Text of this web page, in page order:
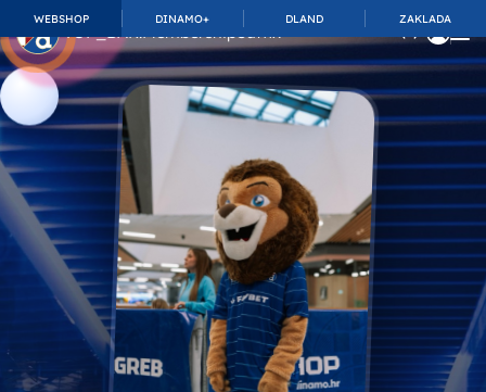
WEBSHOP DINAMO+ DLAND ZAKLADA
TOP_BAR.MembershipSuffix